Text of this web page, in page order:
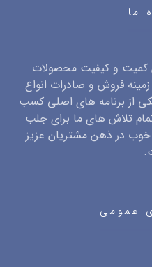
ما
کمیت و کیفیت محصولات
فروش و صادرات انواع
از برنامه های اصلی کسب
تلاش های ما برای جلب
در ذهن مشتریان عزیز
عمومی